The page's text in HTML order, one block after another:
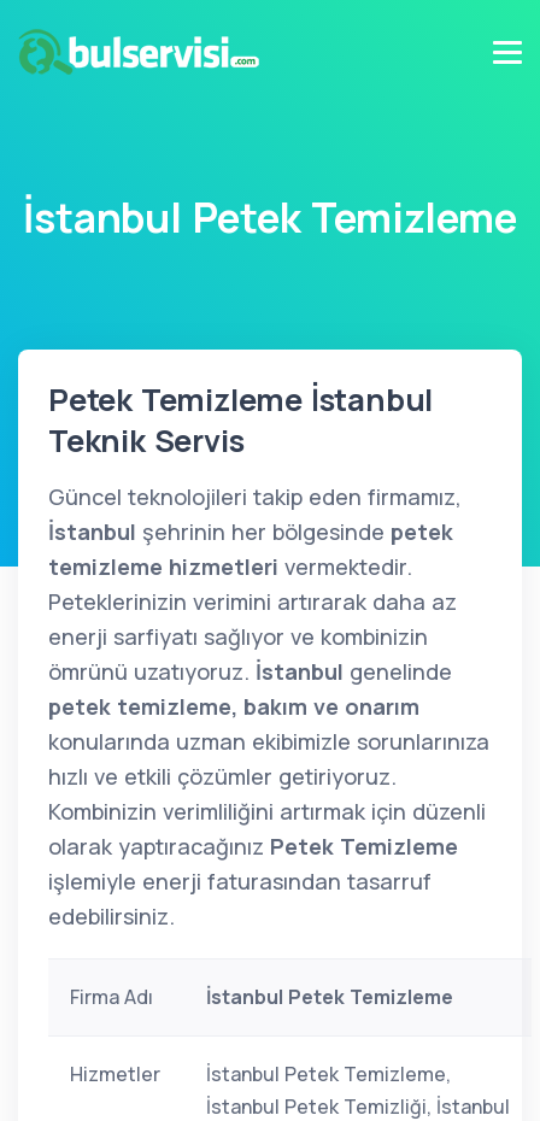
İstanbul Petek Temizleme
Petek Temizleme İstanbul
Teknik Servis
Güncel teknolojileri takip eden firmamız,
İstanbul şehrinin her bölgesinde petek
temizleme hizmetleri vermektedir.
Peteklerinizin verimini artırarak daha az
enerji sarfiyatı sağlıyor ve kombinizin
ömrünü uzatıyoruz. İstanbul genelinde
petek temizleme, bakım ve onarım
konularında uzman ekibimizle sorunlarınıza
hızlı ve etkili çözümler getiriyoruz.
Kombinizin verimliliğini artırmak için düzenli
olarak yaptıracağınız Petek Temizleme
işlemiyle enerji faturasından tasarruf
edebilirsiniz.
Firma Adı İstanbul Petek Temizleme
Hizmetler
İstanbul Petek Temizleme,
İstanbul Petek Temizliği, İstanbul